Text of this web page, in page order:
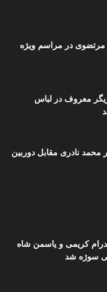
مرتضوی در مراسم ویژه
معروف در لباس
نادری مقابل دوربین
کریمی و یاسمن شاه‌
سوژه شد